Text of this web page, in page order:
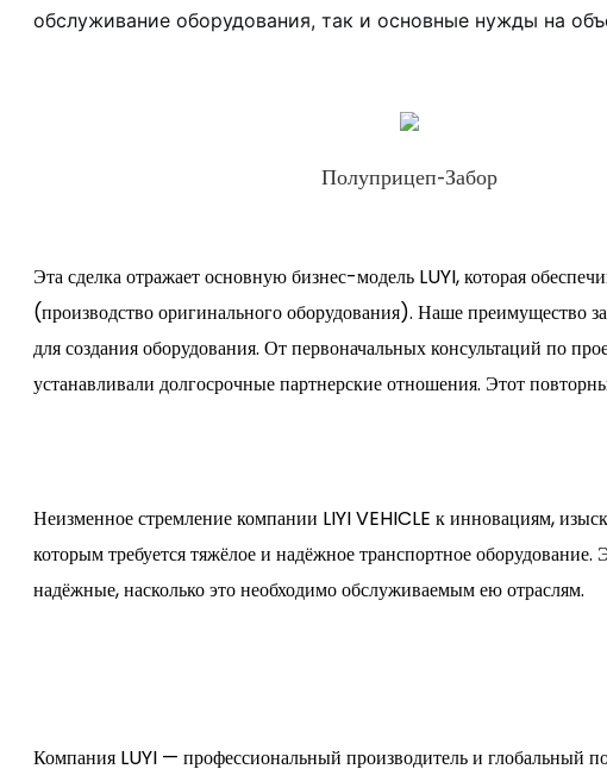
обслуживание оборудования, так и основные нужды на
Полуприцеп-Забор
Эта сделка отражает основную бизнес-модель LUYI, которая
(производство оригинального оборудования). Наше преимущество
для создания оборудования. От первоначальных консультаций по
устанавливали долгосрочные партнерские отношения. Этот
Неизменное стремление компании LIYI VEHICLE к инновациям,
которым требуется тяжёлое и надёжное транспортное
надёжные, насколько это необходимо обслуживаемым ею отраслям.
Компания LUYI — профессиональный производитель и глобальный